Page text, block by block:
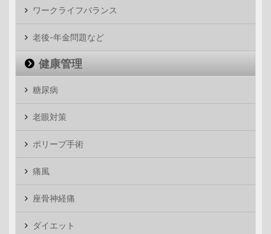
ワークライフバランス
老後-年金問題など
健康管理
糖尿病
老眼対策
ポリープ手術
痛風
座骨神経痛
ダイエット